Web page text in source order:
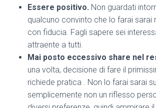
Essere positivo. Non guardati
qualcuno convinto che lo farai sarai
con fiducia. Fagli sapere sei
attraente a tutti.
Mai posto eccessivo share nel
una volta, decisione di fare il
richiede pratica . Non lo farai sarai
semplicemente non un riflesso